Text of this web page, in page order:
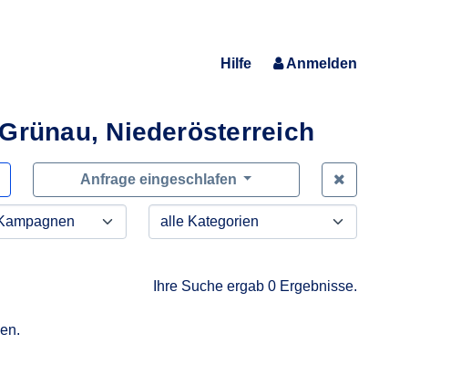
Hilfe Anmelden
Niederösterreich
Anfrage eingeschlafen
Ihre Suche ergab 0 Ergebnisse.